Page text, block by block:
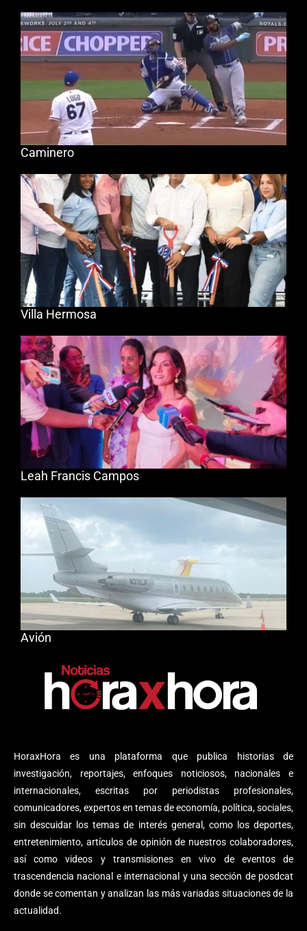
HoraxHora es una plataforma que publica historias de
investigación, reportajes, enfoques noticiosos, nacionales e
internacionales, escritas por periodistas profesionales,
comunicadores, expertos en temas de economía, política, sociales,
sin descuidar los temas de interés general, como los deportes,
entretenimiento, artículos de opinión de nuestros colaboradores,
así como videos y transmisiones en vivo de eventos de
trascendencia nacional e internacional y una sección de posdcat
donde se comentan y analizan las más variadas situaciones de la
actualidad.
Caminero
Villa Hermosa
Leah Francis Campos
Avión